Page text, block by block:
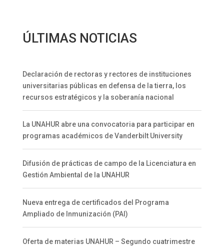
ÚLTIMAS NOTICIAS
Declaración de rectoras y rectores de instituciones
universitarias públicas en defensa de la tierra, los
recursos estratégicos y la soberanía nacional
La UNAHUR abre una convocatoria para participar en
programas académicos de Vanderbilt University
Difusión de prácticas de campo de la Licenciatura en
Gestión Ambiental de la UNAHUR
Nueva entrega de certificados del Programa
Ampliado de Inmunización (PAI)
Oferta de materias UNAHUR – Segundo cuatrimestre